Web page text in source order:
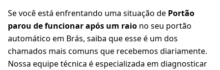
Se você está enfrentando uma situação de Portão
parou de funcionar após um raio no seu portão
automático em Brás, saiba que esse é um dos
chamados mais comuns que recebemos diariamente.
Nossa equipe técnica é especializada em diagnosticar